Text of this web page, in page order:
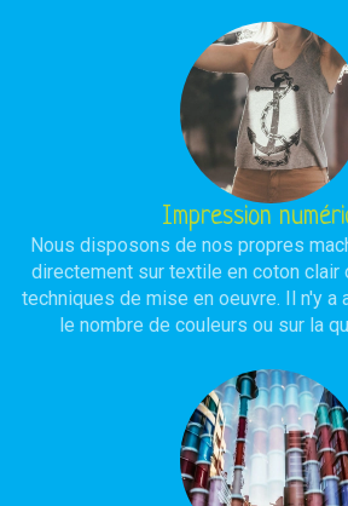
Impression
Nous disposons de nos propres
directement sur textile en coton clair
techniques de mise en oeuvre. Il n'y a
le nombre de couleurs ou sur la